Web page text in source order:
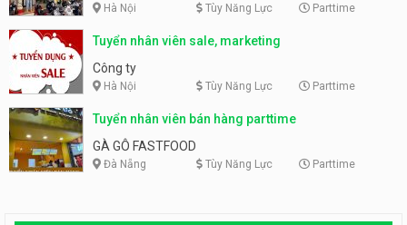
Hà Nội Tùy Năng Lực Parttime
Tuyển nhân viên sale, marketing
Công ty
Hà Nội Tùy Năng Lực Parttime
Tuyển nhân viên bán hàng parttime
GÀ GÔ FASTFOOD
Đà Nẵng Tùy Năng Lực Parttime